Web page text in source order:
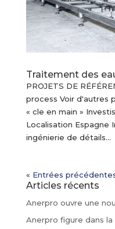
Traitement des
PROJETS DE
process Voir d'autres
« cle en main »
Localisation Espagne
ingénierie de détails...
« Entrées
Articles récents
Anerpro ouvre une
Anerpro figure dans la